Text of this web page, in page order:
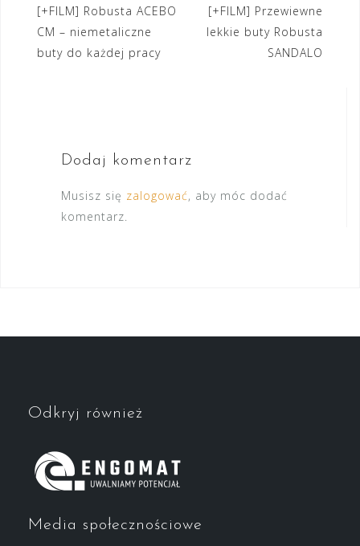
Nawigacja
wpisu
[+FILM] Robusta ACEBO
CM – niemetaliczne
buty do każdej pracy
[+FILM] Przewiewne
lekkie buty Robusta
SANDALO
Dodaj komentarz
Musisz się zalogować, aby móc dodać
komentarz.
Odkryj również
Media społecznościowe